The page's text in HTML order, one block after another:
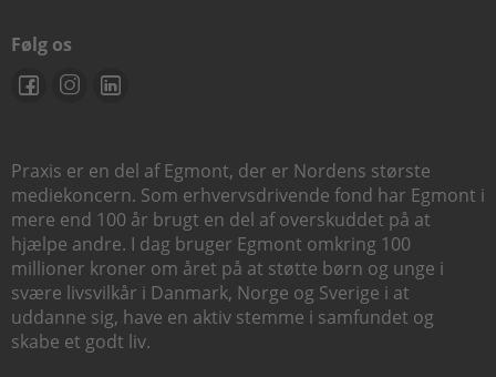
Følg os
Praxis er en del af Egmont, der er Nordens største
mediekoncern. Som erhvervsdrivende fond har Egmont i
mere end 100 år brugt en del af overskuddet på at
hjælpe andre. I dag bruger Egmont omkring 100
millioner kroner om året på at støtte børn og unge i
svære livsvilkår i Danmark, Norge og Sverige i at
uddanne sig, have en aktiv stemme i samfundet og
skabe et godt liv.